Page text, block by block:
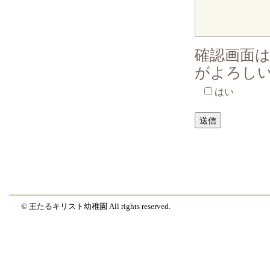
確認画面
がよろし
はい
© 王たるキリスト幼稚園 All rights reserved.